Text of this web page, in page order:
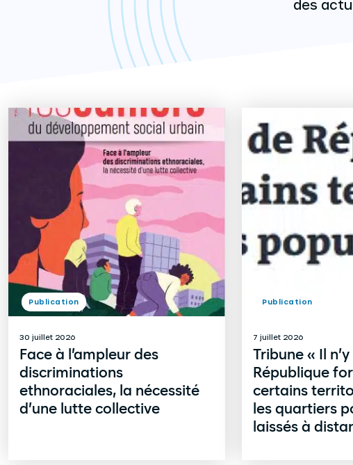
des
30 juillet 2026
Face à l’ampleur des
discriminations
ethnoraciales, la nécessité
d’une lutte collective
Publication
7 juillet 2026
Tribune « Il
République
certains
les quartiers
laissés à
Publication